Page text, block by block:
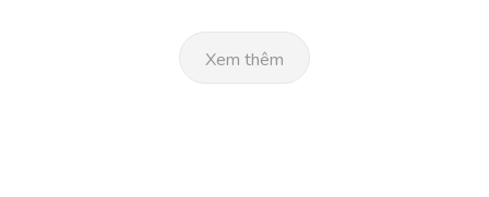
Xem thêm